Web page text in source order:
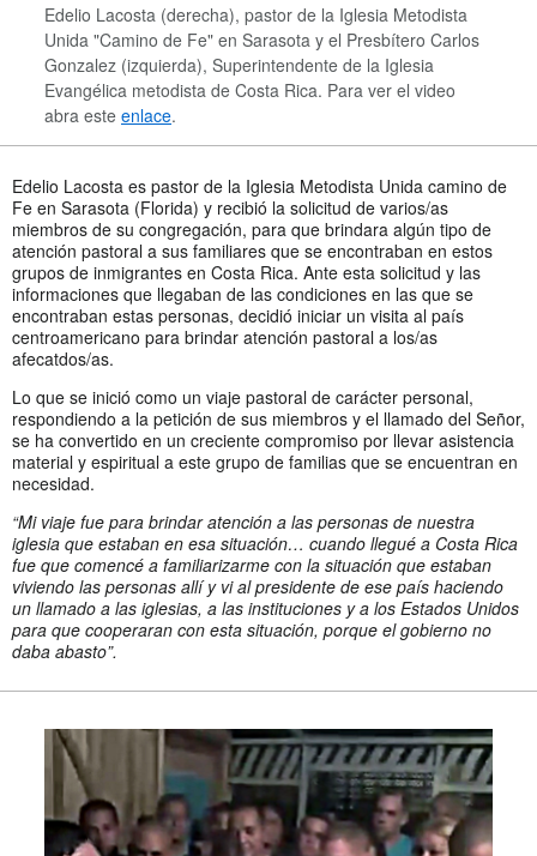
Edelio Lacosta (derecha), pastor de la Iglesia Metodista
Unida "Camino de Fe" en Sarasota y el Presbítero Carlos
Gonzalez (izquierda), Superintendente de la Iglesia
Evangélica metodista de Costa Rica. Para ver el video
abra este enlace.
Edelio Lacosta es pastor de la Iglesia Metodista Unida camino de
Fe en Sarasota (Florida) y recibió la solicitud de varios/as
miembros de su congregación, para que brindara algún tipo de
atención pastoral a sus familiares que se encontraban en estos
grupos de inmigrantes en Costa Rica. Ante esta solicitud y las
informaciones que llegaban de las condiciones en las que se
encontraban estas personas, decidió iniciar un visita al país
centroamericano para brindar atención pastoral a los/as
afecatdos/as.
Lo que se inició como un viaje pastoral de carácter personal,
respondiendo a la petición de sus miembros y el llamado del Señor,
se ha convertido en un creciente compromiso por llevar asistencia
material y espiritual a este grupo de familias que se encuentran en
necesidad.
“Mi viaje fue para brindar atención a las personas de nuestra
iglesia que estaban en esa situación… cuando llegué a Costa Rica
fue que comencé a familiarizarme con la situación que estaban
viviendo las personas allí y vi al presidente de ese país haciendo
un llamado a las iglesias, a las instituciones y a los Estados Unidos
para que cooperaran con esta situación, porque el gobierno no
daba abasto”.